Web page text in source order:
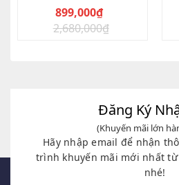
2,680,000₫
Giá
899,000₫
Giá
Đăng Ký
(Khuyến mãi lớn
Hãy nhập email để nhận
trình khuyến mãi mới nhất
nhé!